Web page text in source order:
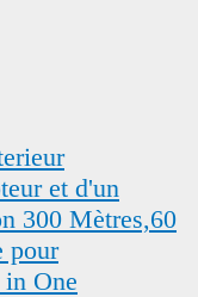
et d'un
300 Mètres,60
pour
One